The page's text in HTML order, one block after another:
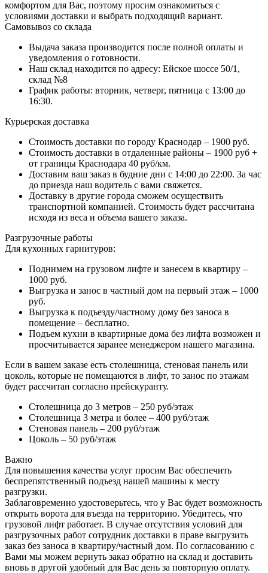
комфортом для Вас, поэтому просим ознакомиться с
условиями доставки и выбрать подходящий вариант.
Самовывоз со склада
Выдача заказа производится после полной оплаты и
уведомления о готовности.
Наш склад находится по адресу: Ейское шоссе 50/1,
склад №8
График работы: вторник, четверг, пятница с 13:00 до
16:30.
Курьерская доставка
Стоимость доставки по городу Краснодар – 1900 руб.
Стоимость доставки в отдаленные районы – 1900 руб +
от границы Краснодара 40 руб/км.
Доставим ваш заказ в будние дни с 14:00 до 22:00. За час
до приезда наш водитель с вами свяжется.
Доставку в другие города сможем осуществить
транспортной компанией. Стоимость будет рассчитана
исходя из веса и объема вашего заказа.
Разгрузочные работы
Для кухонных гарнитуров:
Поднимем на грузовом лифте и занесем в квартиру –
1000 руб.
Выгрузка и занос в частный дом на первый этаж – 1000
руб.
Выгрузка к подъезду/частному дому без заноса в
помещение – бесплатно.
Подъем кухни в квартирные дома без лифта возможен и
просчитывается заранее менеджером нашего магазина.
Если в вашем заказе есть столешница, стеновая панель или
цоколь, которые не помещаются в лифт, то занос по этажам
будет рассчитан согласно прейскуранту.
Столешница до 3 метров – 250 руб/этаж
Столешница 3 метра и более – 400 руб/этаж
Стеновая панель – 200 руб/этаж
Цоколь – 50 руб/этаж
Важно
Для повышения качества услуг просим Вас обеспечить
беспрепятственный подъезд нашей машины к месту
разгрузки.
Заблаговременно удостоверьтесь, что у Вас будет возможность
открыть ворота для въезда на территорию. Убедитесь, что
грузовой лифт работает. В случае отсутствия условий для
разгрузочных работ сотрудник доставки в праве выгрузить
заказ без заноса в квартиру/частный дом. По согласованию с
Вами мы можем вернуть заказ обратно на склад и доставить
вновь в другой удобный для Вас день за повторную оплату.